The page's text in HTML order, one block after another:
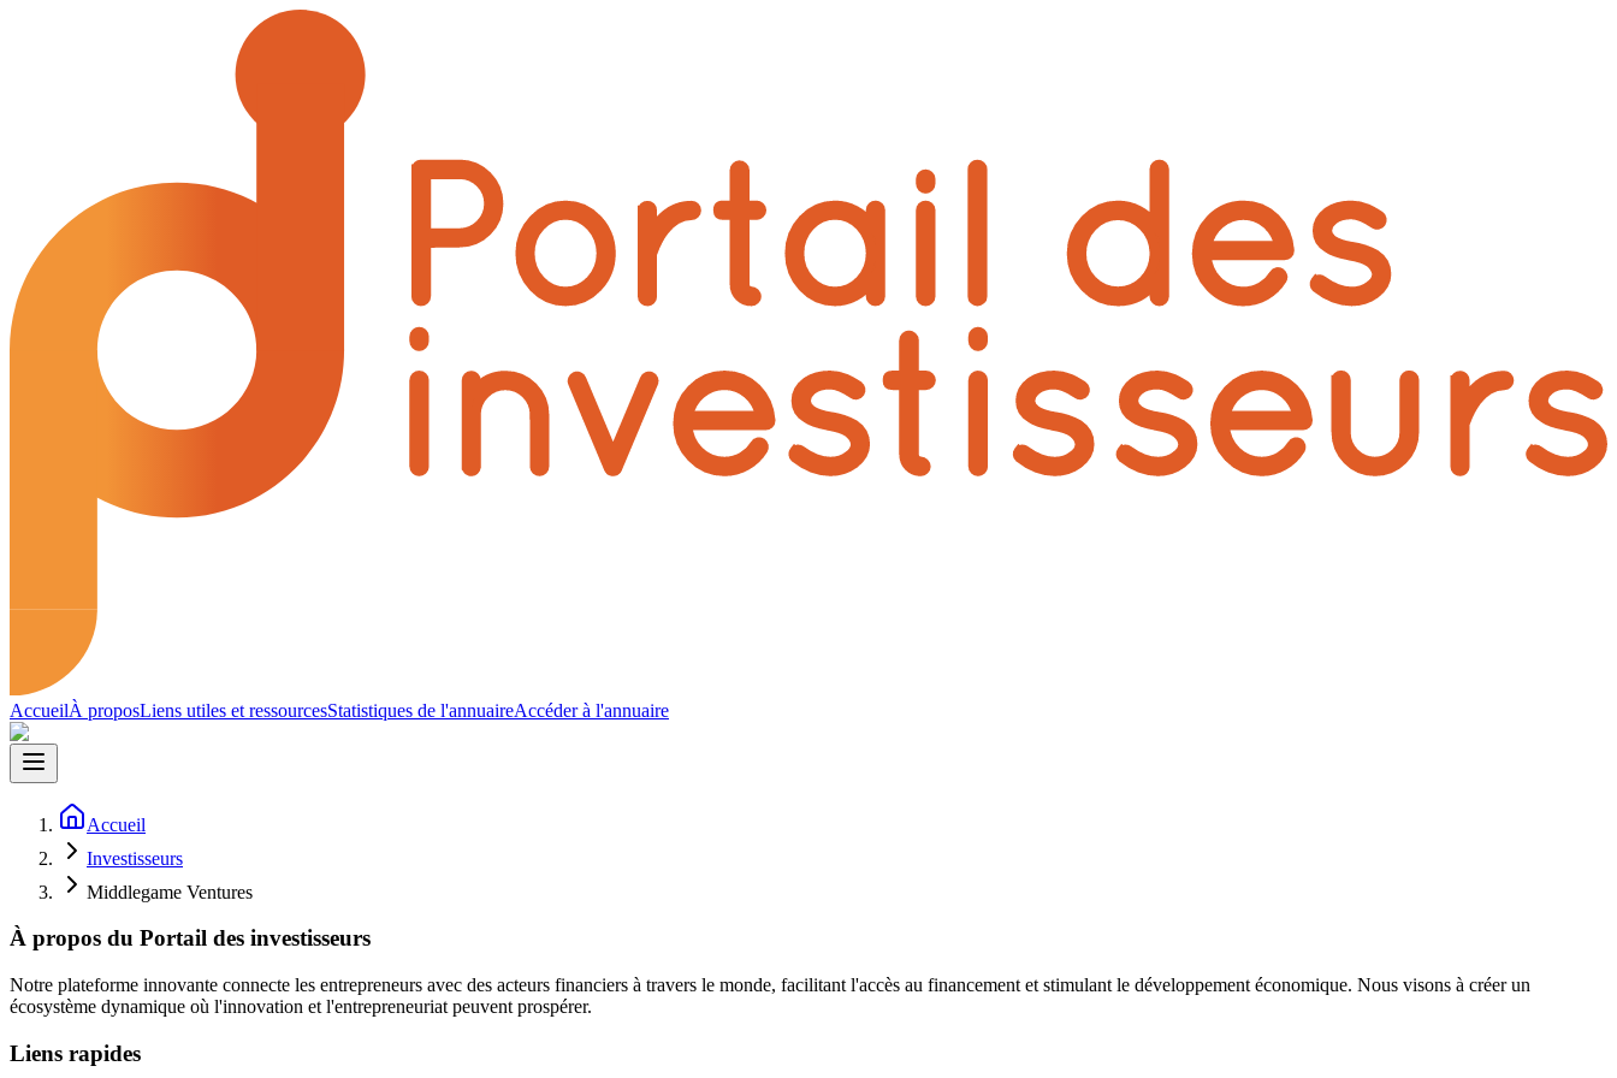
AccueilÀ proposLiens utiles et ressourcesStatistiques de l'annuaireAccéder à l'annuaire
Accueil
Investisseurs
Middlegame Ventures
À propos du Portail des investisseurs
Notre plateforme innovante connecte les entrepreneurs avec des acteurs financiers à travers le monde, facilitant l'accès au financement et stimulant le développement économique. Nous visons à créer un
écosystème dynamique où l'innovation et l'entrepreneuriat peuvent prospérer.
Liens rapides